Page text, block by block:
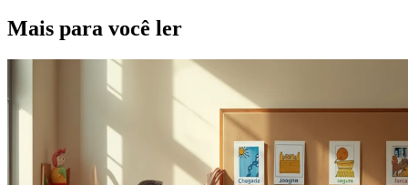
Mais para você ler